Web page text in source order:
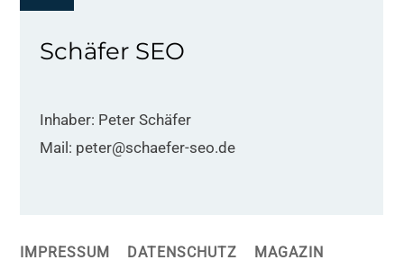
Schäfer SEO
Inhaber: Peter Schäfer
Mail: peter@schaefer-seo.de
IMPRESSUM DATENSCHUTZ MAGAZIN